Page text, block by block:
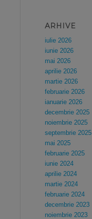
ARHIVE
iulie 2026
iunie 2026
mai 2026
aprilie 2026
martie 2026
februarie 2026
ianuarie 2026
decembrie 2025
noiembrie 2025
septembrie 2025
mai 2025
februarie 2025
iunie 2024
aprilie 2024
martie 2024
februarie 2024
decembrie 2023
noiembrie 2023